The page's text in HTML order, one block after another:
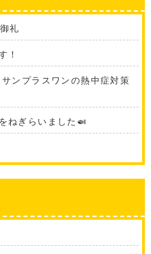
礼
！
ンプラスワンの熱中症対策
ねぎらいました🍛